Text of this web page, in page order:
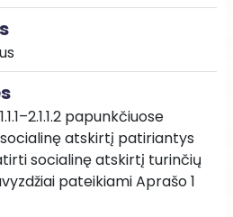
papunkčiuose
atskirtį patiriantys
socialinę atskirtį turinčių
pateikiami Aprašo 1